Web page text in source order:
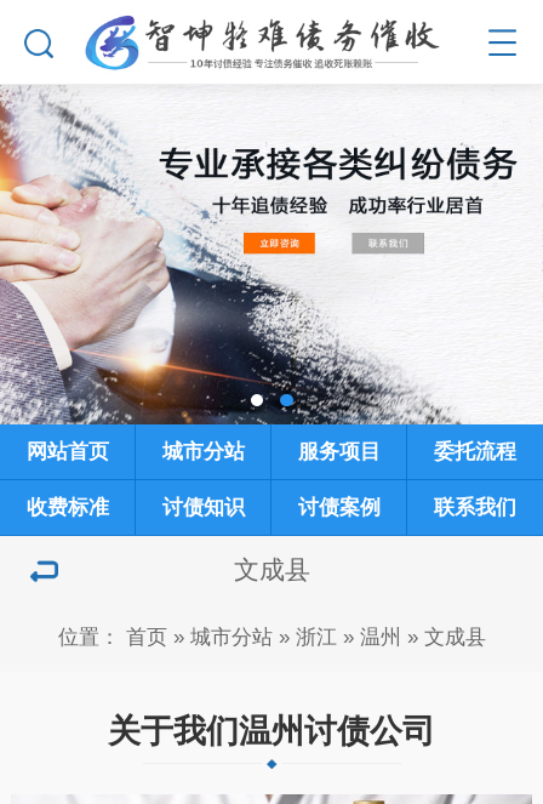
网站首页 城市分站 服务项目 委托流程
收费标准 讨债知识 讨债案例 联系我们
文成县
位置： 首页 » 城市分站» 浙江» 温州 » 文成县
关于我们温州讨债公司